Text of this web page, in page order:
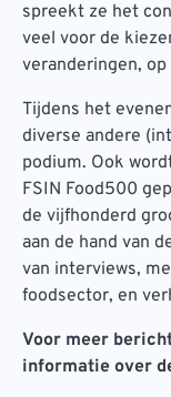
spreekt ze het
veel voor de
veranderingen,
Tijdens het
diverse andere
podium. Ook
FSIN Food500
de vijfhonderd
aan de hand van
van interviews,
foodsector, en
Voor meer
informatie over